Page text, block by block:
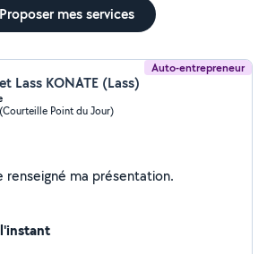
Proposer mes services
Auto-entrepreneur
Lass KONATE (Lass)
Point du Jour)
Je n'ai pas encore renseigné ma présentation.